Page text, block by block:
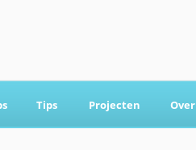
Ga
de
Tips Projecten Over